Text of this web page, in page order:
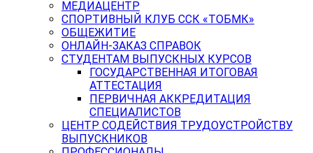
МЕДИАЦЕНТР
СПОРТИВНЫЙ КЛУБ ССК «ТОБМК»
ОБЩЕЖИТИЕ
ОНЛАЙН-ЗАКАЗ СПРАВОК
СТУДЕНТАМ ВЫПУСКНЫХ КУРСОВ
ГОСУДАРСТВЕННАЯ ИТОГОВАЯ
АТТЕСТАЦИЯ
ПЕРВИЧНАЯ АККРЕДИТАЦИЯ
СПЕЦИАЛИСТОВ
ЦЕНТР СОДЕЙСТВИЯ ТРУДОУСТРОЙСТВУ
ВЫПУСКНИКОВ